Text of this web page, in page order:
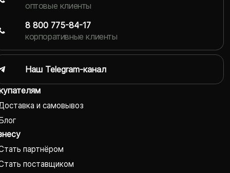
и самовывоз
партнёром
поставщиком
оптовые клиенты
8 800 775-84-17
корпоративные клиенты
Наш Telegram-канал